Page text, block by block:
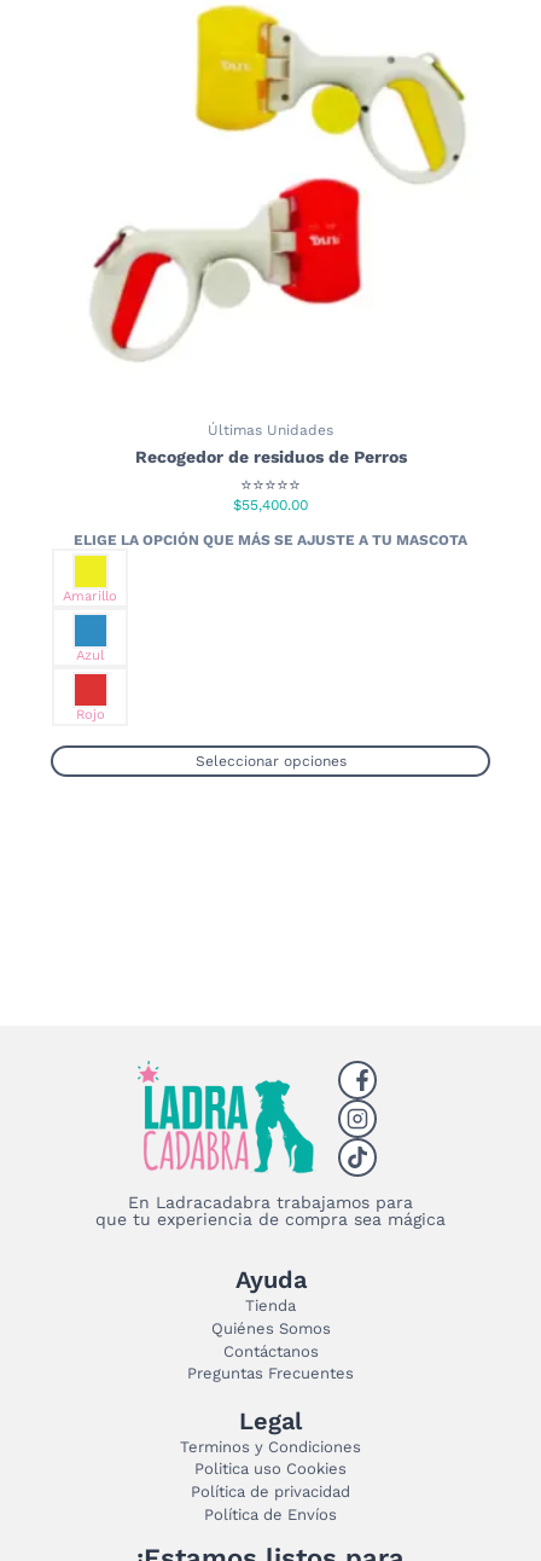
variantes.
Las
opciones
se
pueden
la
página
de
producto
Últimas Unidades
Recogedor de residuos de Perros
⭐⭐⭐⭐⭐
$55,400.00
Amarillo
Azul
Rojo
Seleccionar opciones
página
de
producto
En Ladracadabra trabajamos para
que tu experiencia de compra sea mágica
Ayuda
Tienda
Quiénes Somos
Contáctanos
Preguntas Frecuentes
Legal
Terminos y Condiciones
Politica uso Cookies
Política de privacidad
Política de Envíos